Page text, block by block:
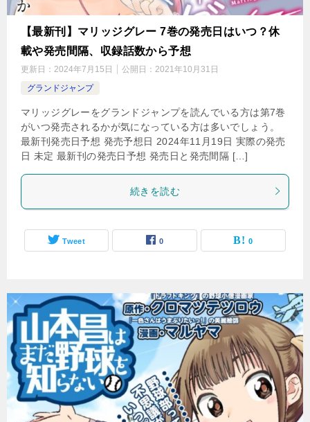
【最新刊】マリッジグレー 7巻の発売日はいつ？休
載や発売間隔、収録話数から予想
更新日： 2024年7月15日 公開日： 2021年10月31日
グランドジャンプ
マリッジグレーをグランドジャンプを読んでいる方は第7巻
がいつ発売されるかが気になっている方は多いでしょう。
最新刊発売日予想 発売予想日 2024年11月19日 実際の発売
日 未定 最新刊の発売日予想 発売日と発売間隔 […]
続きを読む
Tweet 0 0